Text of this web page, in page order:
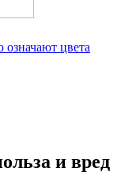
означают цвета
и вред